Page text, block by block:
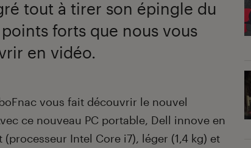
tout à tirer son épingle du
forts que nous vous
en vidéo.
vous fait découvrir le nouvel
ce nouveau PC portable, Dell innove en
Intel Core i7), léger (1,4 kg) et